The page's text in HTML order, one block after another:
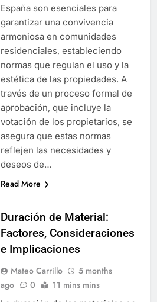
España son esenciales para
garantizar una convivencia
armoniosa en comunidades
residenciales, estableciendo
normas que regulan el uso y la
estética de las propiedades. A
través de un proceso formal de
aprobación, que incluye la
votación de los propietarios, se
asegura que estas normas
reflejen las necesidades y
deseos de…
Read More
Duración de Material:
Factores, Consideraciones
e Implicaciones
Mateo Carrillo
5 months
ago
0 11 mins mins